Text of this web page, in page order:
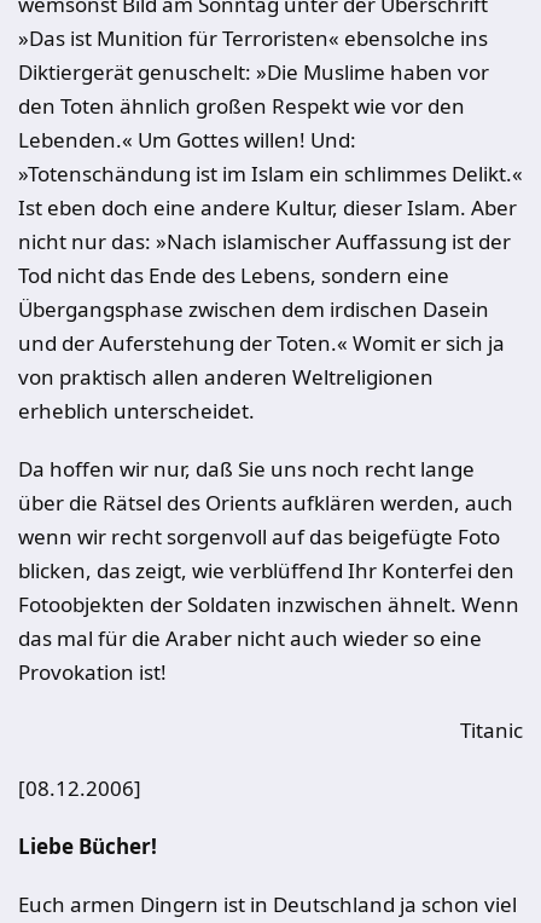
»Das ist Munition für Terroristen« ebensolche ins
Diktiergerät genuschelt: »Die Muslime haben vor
den Toten ähnlich großen Respekt wie vor den
Lebenden.« Um Gottes willen! Und:
»Totenschändung ist im Islam ein schlimmes Delikt.«
Ist eben doch eine andere Kultur, dieser Islam. Aber
nicht nur das: »Nach islamischer Auffassung ist der
Tod nicht das Ende des Lebens, sondern eine
Übergangsphase zwischen dem irdischen Dasein
und der Auferstehung der Toten.« Womit er sich ja
von praktisch allen anderen Weltreligionen
erheblich unterscheidet.
Da hoffen wir nur, daß Sie uns noch recht lange
über die Rätsel des Orients aufklären werden, auch
wenn wir recht sorgenvoll auf das beigefügte Foto
blicken, das zeigt, wie verblüffend Ihr Konterfei den
Fotoobjekten der Soldaten inzwischen ähnelt. Wenn
das mal für die Araber nicht auch wieder so eine
Provokation ist!
Titanic
[08.12.2006]
Liebe Bücher!
Euch armen Dingern ist in Deutschland ja schon viel